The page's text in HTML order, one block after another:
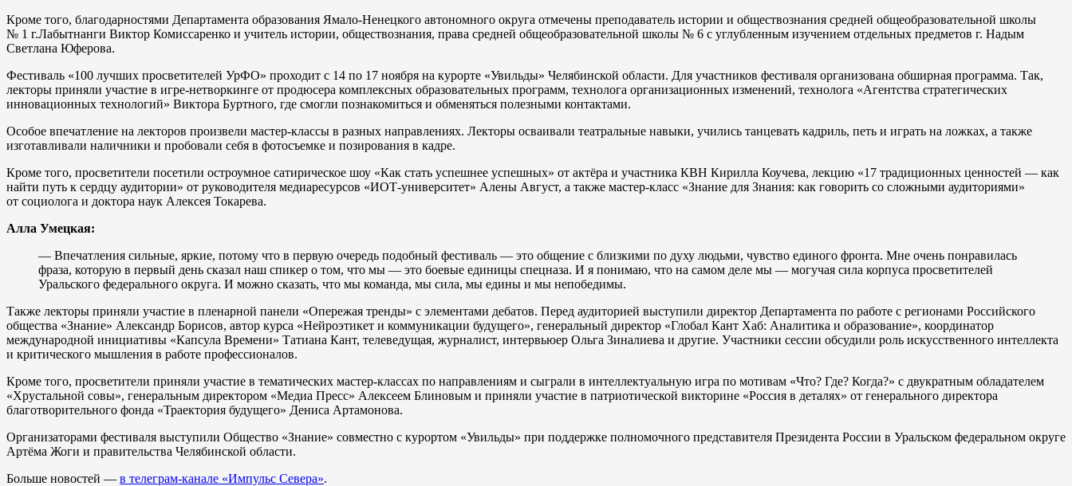
Кроме того, благодарностями Департамента образования Ямало-Ненецкого автономного округа отмечены преподаватель истории и обществознания средней общеобразовательной школы
№ 1 г.Лабытнанги Виктор Комиссаренко и учитель истории, обществознания, права средней общеобразовательной школы № 6 с углубленным изучением отдельных предметов г. Надым
Светлана Юферова.
Фестиваль «100 лучших просветителей УрФО» проходит с 14 по 17 ноября на курорте «Увильды» Челябинской области. Для участников фестиваля организована обширная программа. Так,
лекторы приняли участие в игре-нетворкинге от продюсера комплексных образовательных программ, технолога организационных изменений, технолога «Агентства стратегических
инновационных технологий» Виктора Буртного, где смогли познакомиться и обменяться полезными контактами.
Особое впечатление на лекторов произвели мастер-классы в разных направлениях. Лекторы осваивали театральные навыки, учились танцевать кадриль, петь и играть на ложках, а также
изготавливали наличники и пробовали себя в фотосъемке и позирования в кадре.
Кроме того, просветители посетили остроумное сатирическое шоу «Как стать успешнее успешных» от актёра и участника КВН Кирилла Коучева, лекцию «17 традиционных ценностей — как
найти путь к сердцу аудитории» от руководителя медиаресурсов «ИОТ-университет» Алены Август, а также мастер-класс «Знание для Знания: как говорить со сложными аудиториями»
от социолога и доктора наук Алексея Токарева.
Алла Умецкая:
— Впечатления сильные, яркие, потому что в первую очередь подобный фестиваль — это общение с близкими по духу людьми, чувство единого фронта. Мне очень понравилась
фраза, которую в первый день сказал наш спикер о том, что мы — это боевые единицы спецназа. И я понимаю, что на самом деле мы — могучая сила корпуса просветителей
Уральского федерального округа. И можно сказать, что мы команда, мы сила, мы едины и мы непобедимы.
Также лекторы приняли участие в пленарной панели «Опережая тренды» с элементами дебатов. Перед аудиторией выступили директор Департамента по работе с регионами Российского
общества «Знание» Александр Борисов, автор курса «Нейроэтикет и коммуникации будущего», генеральный директор «Глобал Кант Хаб: Аналитика и образование», координатор
международной инициативы «Капсула Времени» Татиана Кант, телеведущая, журналист, интервьюер Ольга Зиналиева и другие. Участники сессии обсудили роль искусственного интеллекта
и критического мышления в работе профессионалов.
Кроме того, просветители приняли участие в тематических мастер-классах по направлениям и сыграли в интеллектуальную игра по мотивам «Что? Где? Когда?» с двукратным обладателем
«Хрустальной совы», генеральным директором «Медиа Пресс» Алексеем Блиновым и приняли участие в патриотической викторине «Россия в деталях» от генерального директора
благотворительного фонда «Траектория будущего» Дениса Артамонова.
Организаторами фестиваля выступили Общество «Знание» совместно с курортом «Увильды» при поддержке полномочного представителя Президента России в Уральском федеральном округе
Артёма Жоги и правительства Челябинской области.
Больше новостей — в телеграм-канале «Импульс Севера».